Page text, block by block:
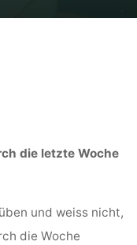
die letzte Woche
und weiss nicht,
die Woche